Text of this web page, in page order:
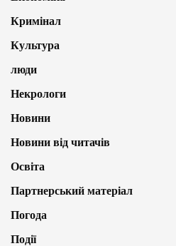
Кримінал
Культура
люди
Некрологи
Новини
Новини від читачів
Освіта
Партнерський матеріал
Погода
Події